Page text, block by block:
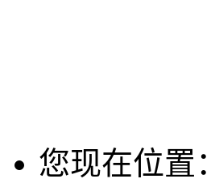
您现在位置：